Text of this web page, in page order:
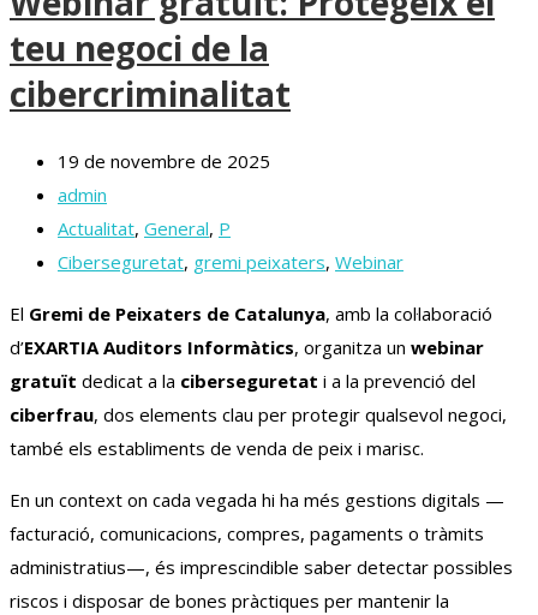
teu negoci de la
cibercriminalitat
19 de novembre de 2025
admin
Actualitat, General, P
Ciberseguretat, gremi peixaters, Webinar
El Gremi de Peixaters de Catalunya, amb la col·laboració
d’EXARTIA Auditors Informàtics, organitza un webinar
gratuït dedicat a la ciberseguretat i a la prevenció del
ciberfrau, dos elements clau per protegir qualsevol negoci,
també els establiments de venda de peix i marisc.
En un context on cada vegada hi ha més gestions digitals —
facturació, comunicacions, compres, pagaments o tràmits
administratius—, és imprescindible saber detectar possibles
riscos i disposar de bones pràctiques per mantenir la